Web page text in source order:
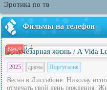
Эротика по тв
Фильмы на телефон
New! 6.4
2025 драма Португалия
Весна в Лиссабоне. Николау
отмечать свой день рождения.